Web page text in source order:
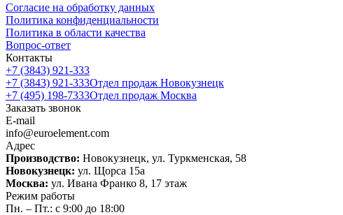
Согласие на обработку данных
Политика конфиденциальности
Политика в области качества
Вопрос-ответ
Контакты
+7 (3843) 921-333
+7 (3843) 921-333Отдел продаж Новокузнецк
+7 (495) 198-7333Отдел продаж Москва
Заказать звонок
E-mail
info@euroelement.com
Адрес
Производство: Новокузнецк, ул. Туркменская, 58
Новокузнецк: ул. Щорса 15а
Москва: ул. Ивана Франко 8, 17 этаж
Режим работы
Пн. – Пт.: с 9:00 до 18:00